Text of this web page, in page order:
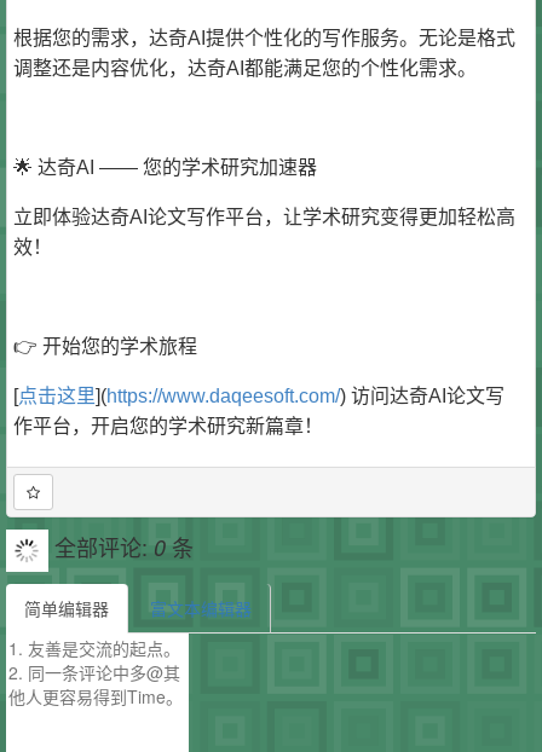
根据您的需求，达奇AI提供个性化的写作服务。无论是格式
调整还是内容优化，达奇AI都能满足您的个性化需求。
🌟 达奇AI —— 您的学术研究加速器
立即体验达奇AI论文写作平台，让学术研究变得更加轻松高
效！
👉 开始您的学术旅程
[点击这里](https://www.daqeesoft.com/) 访问达奇AI论文写
作平台，开启您的学术研究新篇章！
全部评论: 0 条
简单编辑器 富文本编辑器